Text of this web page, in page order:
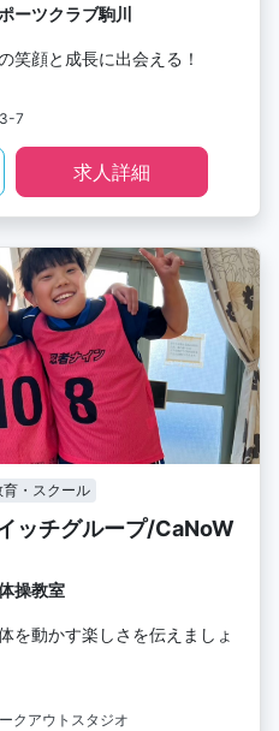
ーツクラブ駒川
笑顔と成長に出会える！
7
求人詳細
育・スクール
ッチグループ/CaNoW
操教室
を動かす楽しさを伝えましょ
クアウトスタジオ